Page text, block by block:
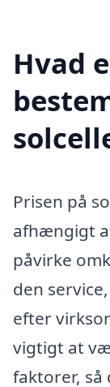
Hvad
Prisen på
afhængigt
påvirke
den
efter
vigtigt at
faktorer,